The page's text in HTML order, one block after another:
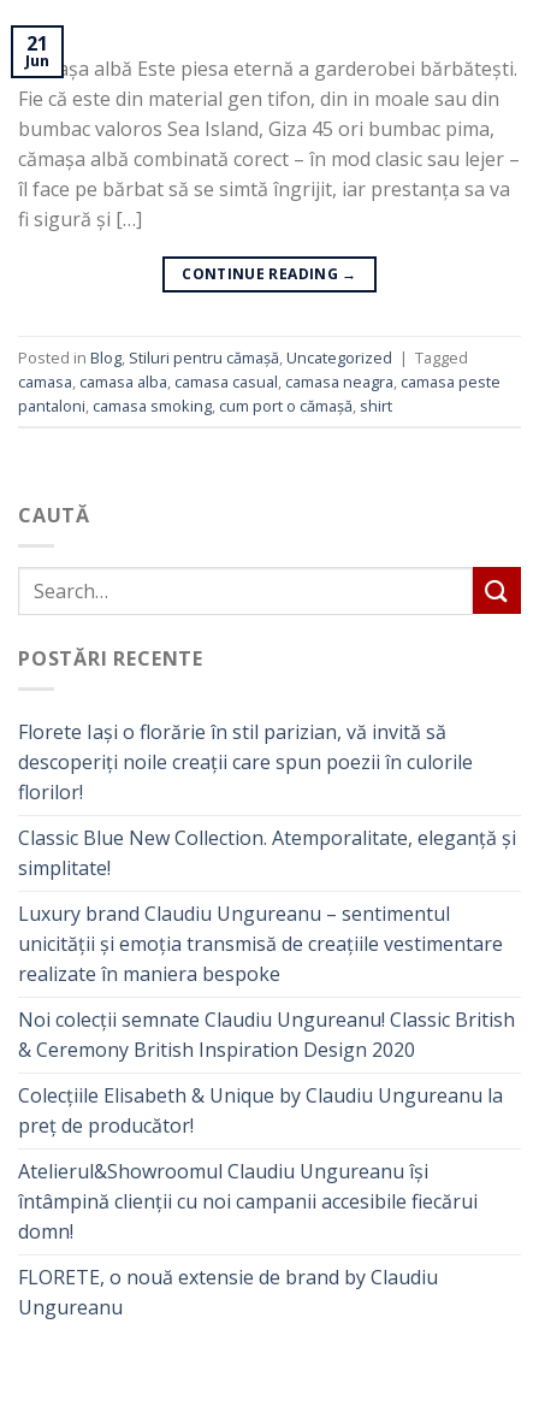
CAUTĂ
POSTĂRI RECENTE
Florete Iași o florărie în stil parizian, vă invită să
descoperiți noile creații care spun poezii în culorile
florilor!
Classic Blue New Collection. Atemporalitate, eleganță și
simplitate!
Luxury brand Claudiu Ungureanu – sentimentul
unicității și emoția transmisă de creațiile vestimentare
realizate în maniera bespoke
Noi colecții semnate Claudiu Ungureanu! Classic British
& Ceremony British Inspiration Design 2020
Colecțiile Elisabeth & Unique by Claudiu Ungureanu la
preț de producător!
Atelierul&Showroomul Claudiu Ungureanu își
întâmpină clienții cu noi campanii accesibile fiecărui
domn!
FLORETE, o nouă extensie de brand by Claudiu
Ungureanu
21
Jun
Cămașa albă Este piesa eternă a garderobei bărbătești.
Fie că este din material gen tifon, din in moale sau din
bumbac valoros Sea Island, Giza 45 ori bumbac pima,
cămașa albă combinată corect – în mod clasic sau lejer –
îl face pe bărbat să se simtă îngrijit, iar prestanța sa va
fi sigură și […]
CONTINUE READING →
Posted in Blog, Stiluri pentru cămașă,Uncategorized | Tagged
camasa, camasa alba, camasa casual, camasa neagra, camasa peste
pantaloni, camasa smoking, cum port o cămașă, shirt